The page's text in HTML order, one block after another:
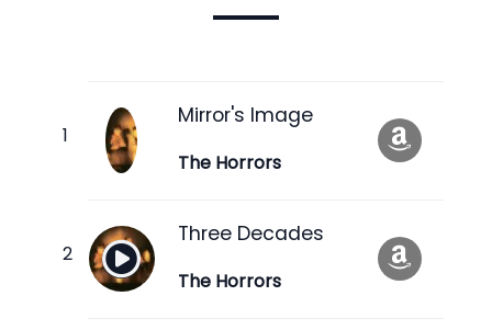
Mirror's Image
The Horrors
Three Decades
The Horrors